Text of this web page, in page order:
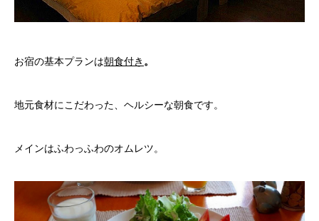
お宿の基本プランは朝食付き 。
地元食材にこだわった、ヘルシーな朝食です。
メインはふわっふわのオムレツ。